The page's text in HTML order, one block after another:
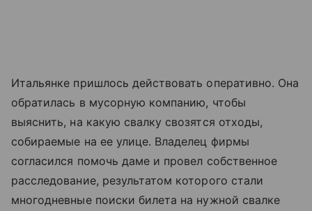
Итальянке пришлось действовать оперативно. Она
обратилась в мусорную компанию, чтобы
выяснить, на какую свалку свозятся отходы,
собираемые на ее улице. Владелец фирмы
согласился помочь даме и провел собственное
расследование, результатом которого стали
многодневные поиски билета на нужной свалке